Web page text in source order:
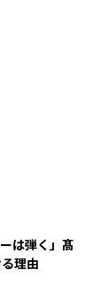
は弾く」髙
理由